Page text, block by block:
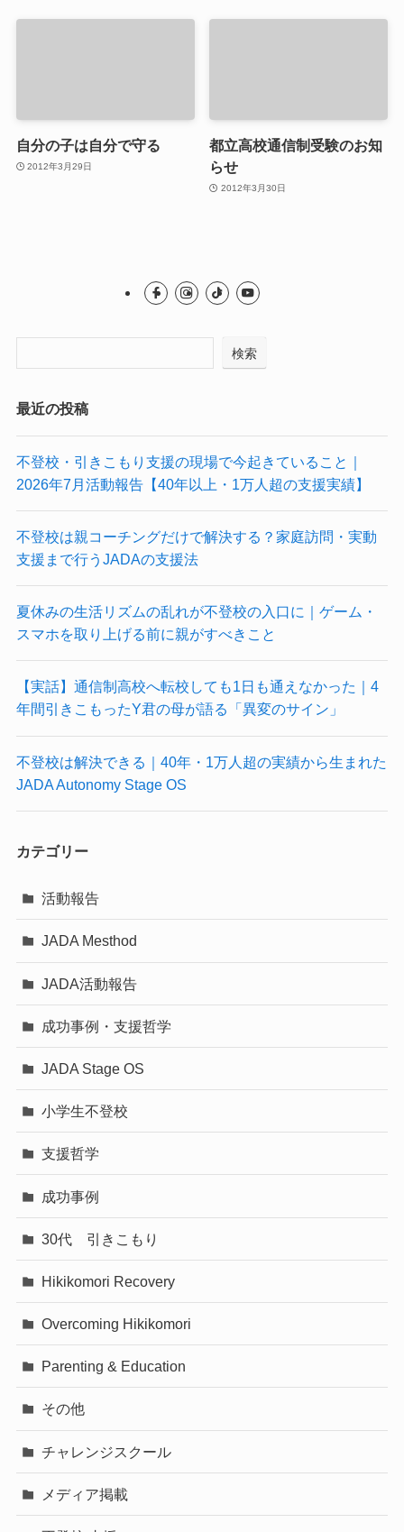
自分の子は自分で守る
2012年3月29日
都立高校通信制受験のお知
らせ
2012年3月30日
検索
最近の投稿
不登校・引きこもり支援の現場で今起きていること｜
2026年7月活動報告【40年以上・1万人超の支援実績】
不登校は親コーチングだけで解決する？家庭訪問・実動
支援まで行うJADAの支援法
夏休みの生活リズムの乱れが不登校の入口に｜ゲーム・
スマホを取り上げる前に親がすべきこと
【実話】通信制高校へ転校しても1日も通えなかった｜4
年間引きこもったY君の母が語る「異変のサイン」
不登校は解決できる｜40年・1万人超の実績から生まれた
JADA Autonomy Stage OS
カテゴリー
活動報告
JADA Mesthod
JADA活動報告
成功事例・支援哲学
JADA Stage OS
小学生不登校
支援哲学
成功事例
30代 引きこもり
Hikikomori Recovery
Overcoming Hikikomori
Parenting & Education
その他
チャレンジスクール
メディア掲載